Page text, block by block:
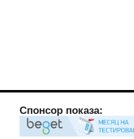
Спонсор показа: